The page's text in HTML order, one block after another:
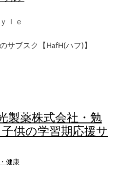
ｌｅ
サブスク【HafH(ハフ)】
製薬株式会社・勉
供の学習期応援サ
健康